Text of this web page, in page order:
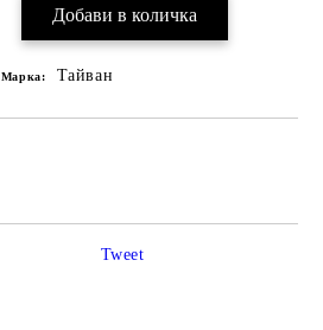
Марка: Тайван
Tweet